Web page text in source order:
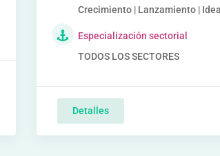
Crecimiento | Lanzamiento |
Especialización sectorial
TODOS LOS SECTORES
Detalles